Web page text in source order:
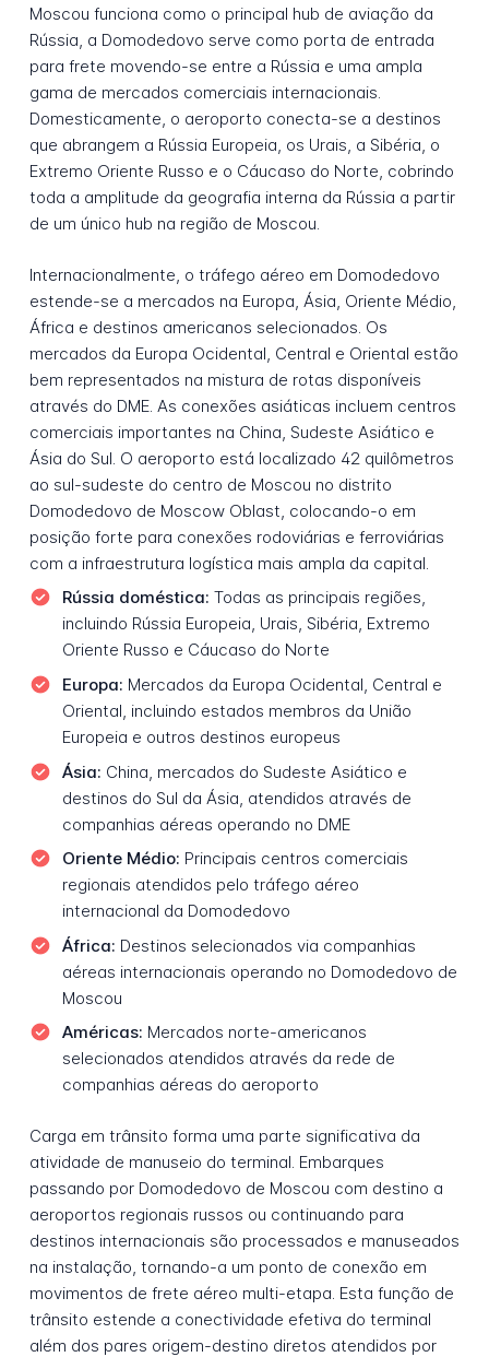
Moscou funciona como o principal hub de aviação da
Rússia, a Domodedovo serve como porta de entrada
para frete movendo-se entre a Rússia e uma ampla
gama de mercados comerciais internacionais.
Domesticamente, o aeroporto conecta-se a destinos
que abrangem a Rússia Europeia, os Urais, a Sibéria, o
Extremo Oriente Russo e o Cáucaso do Norte, cobrindo
toda a amplitude da geografia interna da Rússia a partir
de um único hub na região de Moscou.
Internacionalmente, o tráfego aéreo em Domodedovo
estende-se a mercados na Europa, Ásia, Oriente Médio,
África e destinos americanos selecionados. Os
mercados da Europa Ocidental, Central e Oriental estão
bem representados na mistura de rotas disponíveis
através do DME. As conexões asiáticas incluem centros
comerciais importantes na China, Sudeste Asiático e
Ásia do Sul. O aeroporto está localizado 42 quilômetros
ao sul-sudeste do centro de Moscou no distrito
Domodedovo de Moscow Oblast, colocando-o em
posição forte para conexões rodoviárias e ferroviárias
com a infraestrutura logística mais ampla da capital.
Rússia doméstica: Todas as principais regiões,
incluindo Rússia Europeia, Urais, Sibéria, Extremo
Oriente Russo e Cáucaso do Norte
Europa: Mercados da Europa Ocidental, Central e
Oriental, incluindo estados membros da União
Europeia e outros destinos europeus
Ásia: China, mercados do Sudeste Asiático e
destinos do Sul da Ásia, atendidos através de
companhias aéreas operando no DME
Oriente Médio: Principais centros comerciais
regionais atendidos pelo tráfego aéreo
internacional da Domodedovo
África: Destinos selecionados via companhias
aéreas internacionais operando no Domodedovo de
Moscou
Américas: Mercados norte-americanos
selecionados atendidos através da rede de
companhias aéreas do aeroporto
Carga em trânsito forma uma parte significativa da
atividade de manuseio do terminal. Embarques
passando por Domodedovo de Moscou com destino a
aeroportos regionais russos ou continuando para
destinos internacionais são processados e manuseados
na instalação, tornando-a um ponto de conexão em
movimentos de frete aéreo multi-etapa. Esta função de
trânsito estende a conectividade efetiva do terminal
além dos pares origem-destino diretos atendidos por